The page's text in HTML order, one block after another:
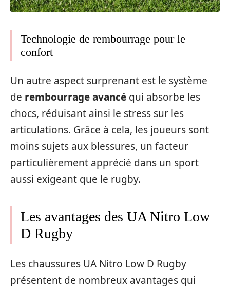
Technologie de rembourrage pour le
confort
Un autre aspect surprenant est le système
de rembourrage avancé qui absorbe les
chocs, réduisant ainsi le stress sur les
articulations. Grâce à cela, les joueurs sont
moins sujets aux blessures, un facteur
particulièrement apprécié dans un sport
aussi exigeant que le rugby.
Les avantages des UA Nitro Low
D Rugby
Les chaussures UA Nitro Low D Rugby
présentent de nombreux avantages qui